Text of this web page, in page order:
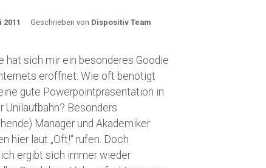
2011 Geschrieben von Dispositiv Team
hat sich mir ein besonderes Goodie
eröffnet. Wie oft benötigt
gute Powerpointpräsentation in
Unilaufbahn? Besonders
Manager und Akademiker
hier laut „Oft!“ rufen. Doch
ergibt sich immer wieder